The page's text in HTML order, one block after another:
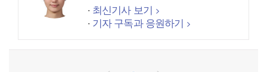
최신기사 보기
기자 구독과 응원하기